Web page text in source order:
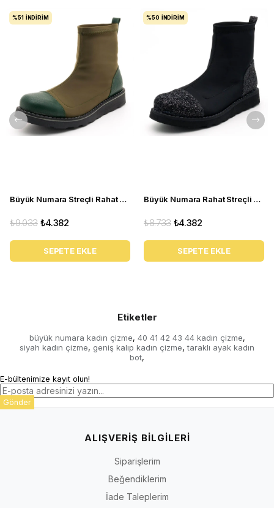
Büyük Numara Streçli Rahat Kadın BOT 19273 haki
₺4.382
₺9.033
SEPETE EKLE
%51 İNDIRIM
Büyük Numara Rahat Streçli Kadın BOT 19273 siyah
₺4.382
₺8.733
SEPETE EKLE
%50 İNDIRIM
Etiketler
büyük numara kadın çizme, 40 41 42 43 44 kadın çizme,
siyah kadın çizme, geniş kalıp kadın çizme, taraklı ayak kadın
bot,
E-bültenimize kayıt olun!
Gönder
ALIŞVERİŞ BİLGİLERİ
Siparişlerim
Beğendiklerim
İade Taleplerim